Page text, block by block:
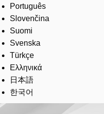
Português
Slovenčina
Suomi
Svenska
Türkçe
Ελληνικά
日本語
한국어